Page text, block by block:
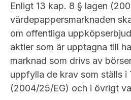
Arbetssätt och jävsfrågor
Stadgar
Arbetsordning
Ledamöter
Uttalanden sorterade efter
Samtliga uttalanden sorterade
Uttalanden sorterade ämnesvis
Sök uttalanden
handelsplattformar
Nyheter och pressmeddelanden
Prenumerera
Bildarkiv
KONTAKT
Kontakt angående
Kontakt administrativa ärenden
Enligt 13 kap. 8 § lagen
värdepappersmarknaden
om offentliga
aktier som är upptagna till
marknad som drivs av
uppfylla de krav som ställs
(2004/25/EG) och i övrigt